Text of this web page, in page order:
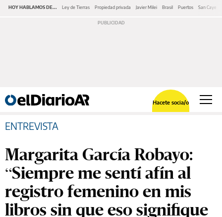
HOY HABLAMOS DE... Ley de Tierras Propiedad privada Javier Milei Brasil Puertos San
Hacete socia/o
ENTREVISTA
Margarita García Robayo:
“Siempre me sentí afín al
registro femenino en mis
libros sin que eso signifique